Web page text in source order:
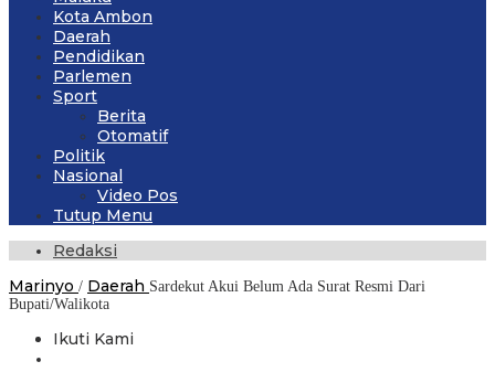
Kota Ambon
Daerah
Pendidikan
Parlemen
Sport
Berita
Otomatif
Politik
Nasional
Video Pos
Tutup Menu
Redaksi
Marinyo / Daerah Sardekut Akui Belum Ada Surat Resmi Dari
Bupati/Walikota
Ikuti Kami